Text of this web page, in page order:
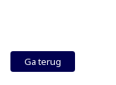
Ga terug